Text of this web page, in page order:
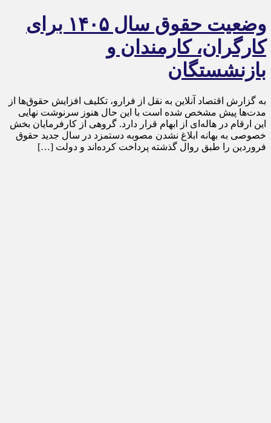
وضعیت حقوق سال ۱۴۰۵ برای
کارگران، کارمندان و
بازنشستگان
به گزارش اقتصاد آنلاین به نقل از فرارو، تکلیف افزایش حقوق‌ها از
مدت‌‌‌ها پیش مشخص شده است با این حال هنوز سرنوشت نهایی
این ارقام در هاله‌ای از ابهام قرار دارد. گروهی از کارفرمایان بخش
خصوصی به بهانه ابلاغ نشدن مصوبه دستمزد در سال جدید حقوق
فروردین را طبق روال گذشته پرداخت کرده‌‌اند و دولت […]